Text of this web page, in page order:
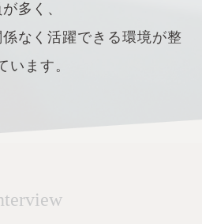
が多く、
なく活躍できる環境が整
います。